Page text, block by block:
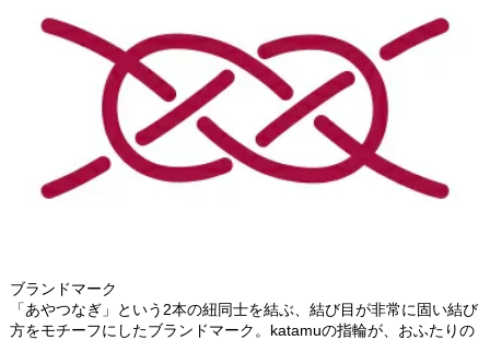
ブランドマーク
「あやつなぎ」という2本の紐同士を結ぶ、結び目が非常に固い結び
方をモチーフにしたブランドマーク。katamuの指輪が、おふたりの